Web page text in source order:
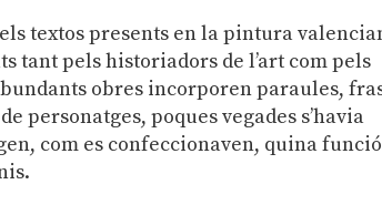
textos presents en la pintura
tant pels historiadors de l’art com pels
obres incorporen paraules,
personatges, poques vegades s’havia
com es confeccionaven, quina funció